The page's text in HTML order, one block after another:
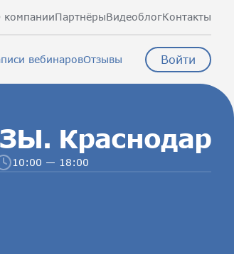
компанииПартнёрыВидеоблогКонтакты
вебинаровОтзывы Войти
Краснодар
10:00 — 18:00